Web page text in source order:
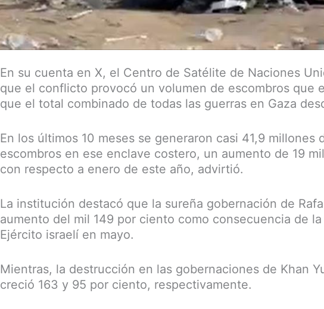
En su cuenta en X, el Centro de Satélite de Naciones
que el conflicto provocó un volumen de escombros que
que el total combinado de todas las guerras en Gaza
En los últimos 10 meses se generaron casi 41,9 millones
escombros en ese enclave costero, un aumento de 19
con respecto a enero de este año, advirtió.
La institución destacó que la sureña gobernación de
aumento del mil 149 por ciento como consecuencia de
Ejército israelí en mayo.
Mientras, la destrucción en las gobernaciones de Khan
creció 163 y 95 por ciento, respectivamente.